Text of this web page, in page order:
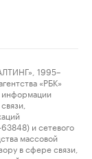
1995–
«РБК»
информации
и сетевого
массовой
в сфере связи,